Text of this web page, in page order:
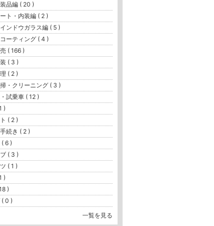
品編 ( 20 )
ト・内装編 ( 2 )
ンドウガラス編 ( 5 )
ーティング ( 4 )
( 166 )
( 3 )
( 2 )
・クリーニング ( 3 )
試乗車 ( 12 )
)
( 2 )
続き ( 2 )
( 6 )
( 3 )
( 1 )
)
)
( 0 )
一覧を見る